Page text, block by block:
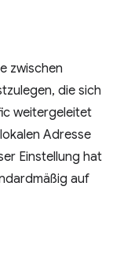
zwischen
die sich
weitergeleitet
Adresse
Einstellung hat
auf